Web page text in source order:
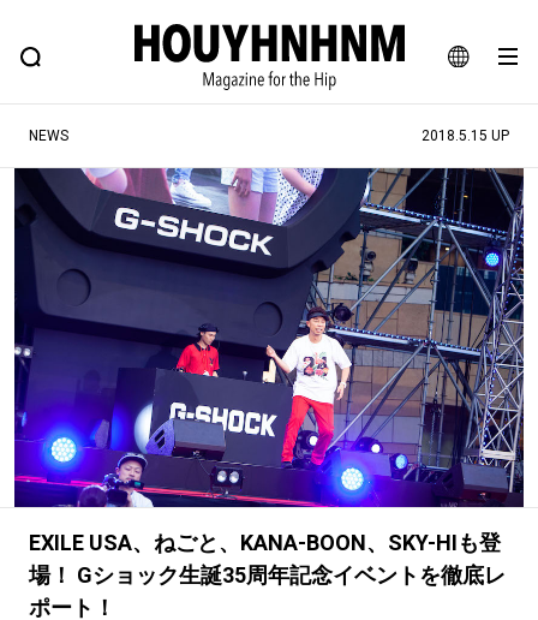
JA
EN
FEATURE BLOG SNAP
ヒップなファッション、カルチャー、ライフスタイルWEBマガジン
#注目のタグ
#SHOPPING ADDICT #憧れの逸品
#ESSENTIAL DESIGNS #古着サミット
#NEW VINTAGE #マイナーグッド図鑑
#路地裏てぃーん。 #MONTHLY JOURNAL
#GH 銘品の所以 #フイナムのYouTube
#Commune H #FOCUS IT #AH.H
#ととけん #FASHION #MUSIC #MOVIE
#LIFESTYLE #SNEAKER #OUTDOOR
#SPORTS #HANDSOME HANDBOOK
NEWS 2018.5.15 UP
EXILE USA、ねごと、KANA-BOON、SKY-HIも登
場！ Gショック生誕35周年記念イベントを徹底レ
ポート！